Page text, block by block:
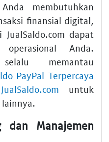
membutuhkan
finansial digital,
JualSaldo.com dapat
Anda.
memantau
PayPal Terpercaya
untuk
dan Manajemen